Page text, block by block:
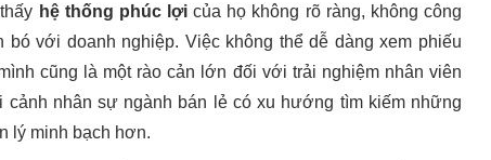
hệ thống phúc lợi của họ không rõ ràng, không công
với doanh nghiệp. Việc không thể dễ dàng xem phiếu
cũng là một rào cản lớn đối với trải nghiệm nhân viên
cảnh nhân sự ngành bán lẻ có xu hướng tìm kiếm những
lý minh bạch hơn.